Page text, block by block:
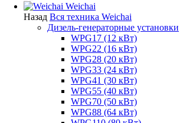
Weichai
Назад Вся техника Weichai
Дизель-генераторные установки
WPG17 (12 кВт)
WPG22 (16 кВт)
WPG28 (20 кВт)
WPG33 (24 кВт)
WPG41 (30 кВт)
WPG55 (40 кВт)
WPG70 (50 кВт)
WPG88 (64 кВт)